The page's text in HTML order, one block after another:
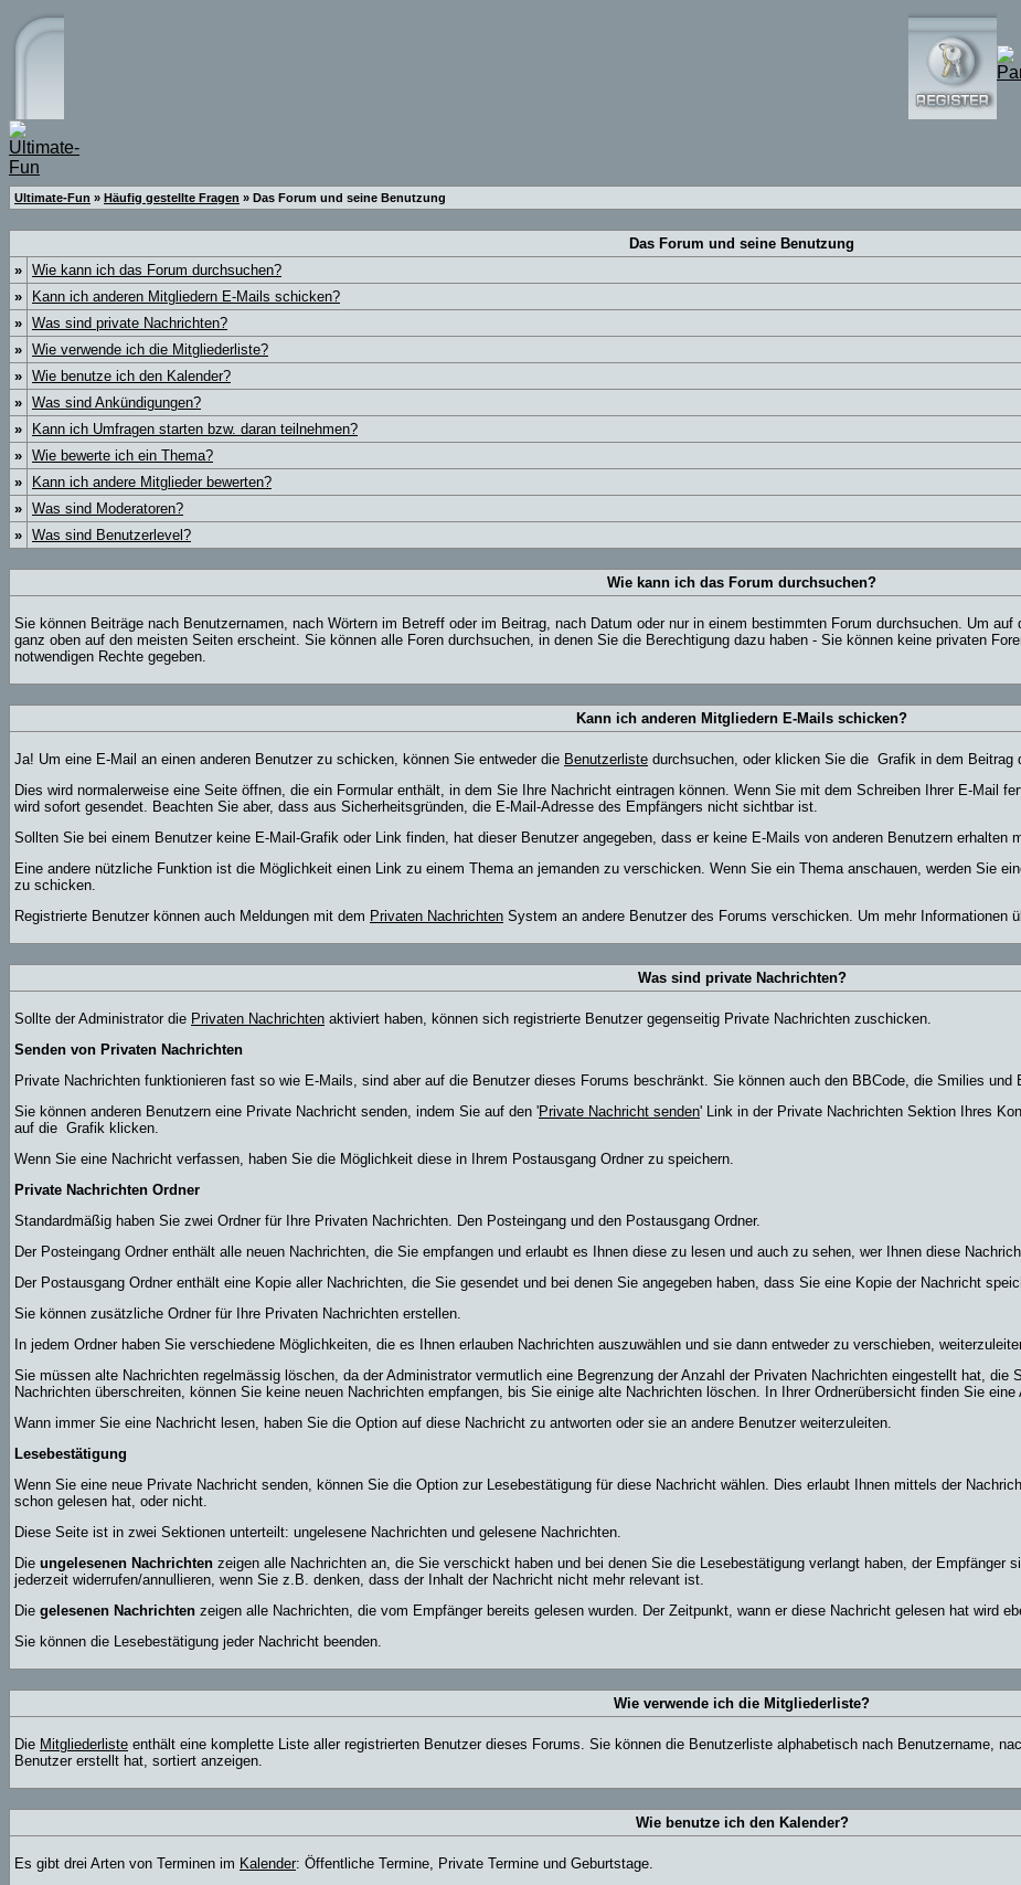
Ultimate-Fun » Häufig gestellte Fragen » Das Forum und seine Benutzung
Das Forum und seine Benutzung
» Wie kann ich das Forum durchsuchen?
»
Kann ich anderen Mitgliedern E-Mails schicken?
» Was sind private Nachrichten?
» Wie verwende ich die Mitgliederliste?
» Wie benutze ich den Kalender?
» Was sind Ankündigungen?
»
Kann ich Umfragen starten bzw. daran teilnehmen?
» Wie bewerte ich ein Thema?
»
Kann ich andere Mitglieder bewerten?
» Was sind Moderatoren?
» Was sind Benutzerlevel?
Wie kann ich das Forum durchsuchen?
Sie können Beiträge nach Benutzernamen, nach Wörtern im Betreff oder im Beitrag, nach Datum oder nur in einem bestimmten Forum durchsuchen. Um
ganz oben auf den meisten Seiten erscheint. Sie können alle Foren durchsuchen, in denen Sie die Berechtigung dazu haben - Sie können keine privaten
notwendigen Rechte gegeben.
Kann ich anderen Mitgliedern E-Mails schicken?
Ja! Um eine E-Mail an einen anderen Benutzer zu schicken, können Sie entweder die Benutzerliste durchsuchen, oder klicken Sie die Grafik in dem Beitrag
Dies wird normalerweise eine Seite öffnen, die ein Formular enthält, in dem Sie Ihre Nachricht eintragen können. Wenn Sie mit dem Schreiben Ihrer E-Mail
wird sofort gesendet. Beachten Sie aber, dass aus Sicherheitsgründen, die E-Mail-Adresse des Empfängers nicht sichtbar ist.
Sollten Sie bei einem Benutzer keine E-Mail-Grafik oder Link finden, hat dieser Benutzer angegeben, dass er keine E-Mails von anderen Benutzern erhalten
Eine andere nützliche Funktion ist die Möglichkeit einen Link zu einem Thema an jemanden zu verschicken. Wenn Sie ein Thema anschauen, werden Sie
zu schicken.
Registrierte Benutzer können auch Meldungen mit dem Privaten Nachrichten System an andere Benutzer des Forums verschicken. Um mehr Informationen
Was sind private Nachrichten?
Sollte der Administrator die Privaten Nachrichten aktiviert haben, können sich registrierte Benutzer gegenseitig Private Nachrichten zuschicken.
Senden von Privaten Nachrichten
Private Nachrichten funktionieren fast so wie E-Mails, sind aber auf die Benutzer dieses Forums beschränkt. Sie können auch den BBCode, die Smilies und
Sie können anderen Benutzern eine Private Nachricht senden, indem Sie auf den 'Private Nachricht senden' Link in der Private Nachrichten Sektion Ihres
auf die Grafik klicken.
Wenn Sie eine Nachricht verfassen, haben Sie die Möglichkeit diese in Ihrem Postausgang Ordner zu speichern.
Private Nachrichten Ordner
Standardmäßig haben Sie zwei Ordner für Ihre Privaten Nachrichten. Den Posteingang und den Postausgang Ordner.
Der Posteingang Ordner enthält alle neuen Nachrichten, die Sie empfangen und erlaubt es Ihnen diese zu lesen und auch zu sehen, wer Ihnen diese
Der Postausgang Ordner enthält eine Kopie aller Nachrichten, die Sie gesendet und bei denen Sie angegeben haben, dass Sie eine Kopie der Nachricht
Sie können zusätzliche Ordner für Ihre Privaten Nachrichten erstellen.
In jedem Ordner haben Sie verschiedene Möglichkeiten, die es Ihnen erlauben Nachrichten auszuwählen und sie dann entweder zu verschieben,
Sie müssen alte Nachrichten regelmässig löschen, da der Administrator vermutlich eine Begrenzung der Anzahl der Privaten Nachrichten eingestellt hat, die
Nachrichten überschreiten, können Sie keine neuen Nachrichten empfangen, bis Sie einige alte Nachrichten löschen. In Ihrer Ordnerübersicht finden Sie
Wann immer Sie eine Nachricht lesen, haben Sie die Option auf diese Nachricht zu antworten oder sie an andere Benutzer weiterzuleiten.
Lesebestätigung
Wenn Sie eine neue Private Nachricht senden, können Sie die Option zur Lesebestätigung für diese Nachricht wählen. Dies erlaubt Ihnen mittels der
schon gelesen hat, oder nicht.
Diese Seite ist in zwei Sektionen unterteilt: ungelesene Nachrichten und gelesene Nachrichten.
Die ungelesenen Nachrichten zeigen alle Nachrichten an, die Sie verschickt haben und bei denen Sie die Lesebestätigung verlangt haben, der Empfänger
jederzeit widerrufen/annullieren, wenn Sie z.B. denken, dass der Inhalt der Nachricht nicht mehr relevant ist.
Die gelesenen Nachrichten zeigen alle Nachrichten, die vom Empfänger bereits gelesen wurden. Der Zeitpunkt, wann er diese Nachricht gelesen hat wird
Sie können die Lesebestätigung jeder Nachricht beenden.
Wie verwende ich die Mitgliederliste?
Die Mitgliederliste enthält eine komplette Liste aller registrierten Benutzer dieses Forums. Sie können die Benutzerliste alphabetisch nach Benutzername,
Benutzer erstellt hat, sortiert anzeigen.
Wie benutze ich den Kalender?
Es gibt drei Arten von Terminen im Kalender: Öffentliche Termine, Private Termine und Geburtstage.